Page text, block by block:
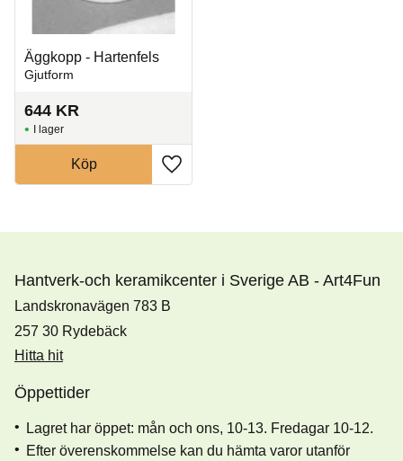
Äggkopp - Hartenfels
Gjutform
644 KR
Lägg till i favoriter
I lager
Köp
Hantverk-och keramikcenter i Sverige AB - Art4Fun
Landskronavägen 783 B
257 30 Rydebäck
Hitta hit
Öppettider
Lagret har öppet: mån och ons, 10-13. Fredagar 10-12.
Efter överenskommelse kan du hämta varor utanför